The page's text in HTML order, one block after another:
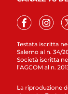
Testata iscritta
Salerno al n. 34/
Società iscritta
l’AGCOM al n.
La riproduzione